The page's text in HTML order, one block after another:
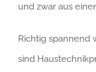
und zwar aus
Richtig spannend
sind